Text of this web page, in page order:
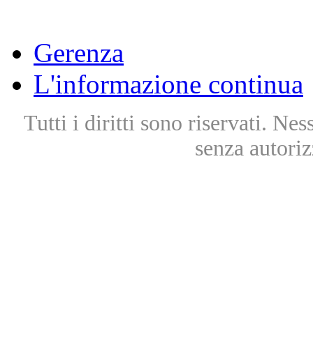
Gerenza
L'informazione continua
Tutti i diritti sono riservati.
senza